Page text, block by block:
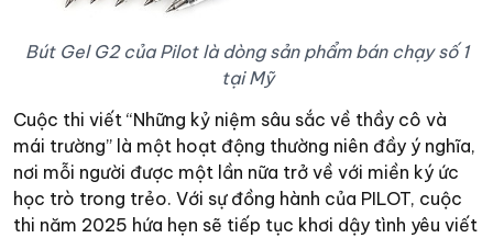
Bút Gel G2 của Pilot là dòng sản phẩm bán chạy số 1
tại Mỹ
Cuộc thi viết “Những kỷ niệm sâu sắc về thầy cô và
mái trường” là một hoạt động thường niên đầy ý nghĩa,
nơi mỗi người được một lần nữa trở về với miền ký ức
học trò trong trẻo. Với sự đồng hành của PILOT, cuộc
thi năm 2025 hứa hẹn sẽ tiếp tục khơi dậy tình yêu viết